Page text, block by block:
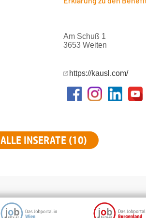
Am Schuß 1
3653 Weiten
https://kausl.com/
ALLE INSERATE (10)